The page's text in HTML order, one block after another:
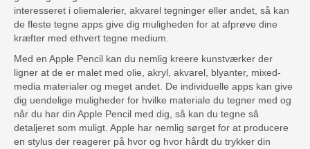
interesseret i oliemalerier, akvarel tegninger eller andet, så kan
de fleste tegne apps give dig muligheden for at afprøve dine
kræfter med ethvert tegne medium.
Med en Apple Pencil kan du nemlig kreere kunstværker der
ligner at de er malet med olie, akryl, akvarel, blyanter, mixed-
media materialer og meget andet. De individuelle apps kan give
dig uendelige muligheder for hvilke materiale du tegner med og
når du har din Apple Pencil med dig, så kan du tegne så
detaljeret som muligt. Apple har nemlig sørget for at producere
en stylus der reagerer på hvor og hvor hårdt du trykker din